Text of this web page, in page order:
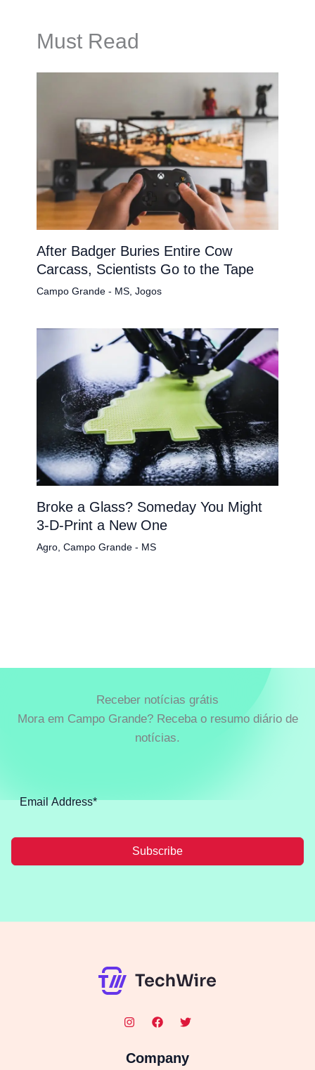
Must Read
After Badger Buries Entire Cow
Carcass, Scientists Go to the Tape
Campo Grande - MS, Jogos
Broke a Glass? Someday You Might
3-D-Print a New One
Agro, Campo Grande - MS
Receber notícias grátis
Mora em Campo Grande? Receba o resumo diário de
notícias.
Subscribe
Company